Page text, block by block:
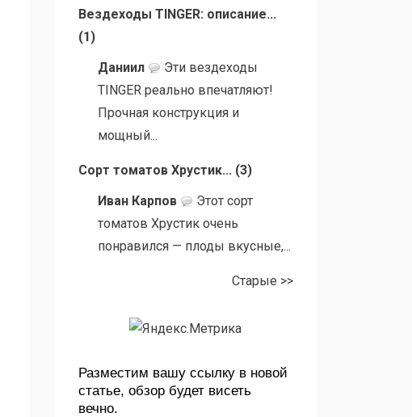
Вездеходы TINGER: описание...
(1)
Даниил
Эти вездеходы
TINGER реально впечатляют!
Прочная конструкция и
мощный...
Сорт томатов Хрустик... (3)
Иван Карпов
Этот сорт
томатов Хрустик очень
понравился — плоды вкусные,...
Старые >>
Разместим вашу ссылку в новой
статье, обзор будет висеть
вечно.